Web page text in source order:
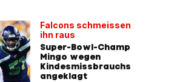
Falcons schmeissen
ihn raus
Super-Bowl-Champ
Mingo wegen
Kindesmissbrauchs
angeklagt